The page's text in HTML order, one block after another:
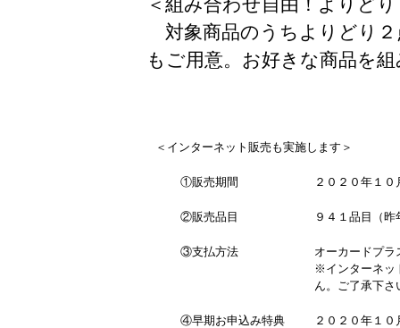
＜組み合わせ自由！よりど
対象商品のうちよりどり２
もご用意。お好きな商品を
＜インターネット販売も実施します＞
①販売期間 ２０２０年１
②販売品目 ９４１品目（
③支払方法
オーカードプラ
※インターネッ
ん。ご了承下さ
④早期お申込み特典
２０２０年１